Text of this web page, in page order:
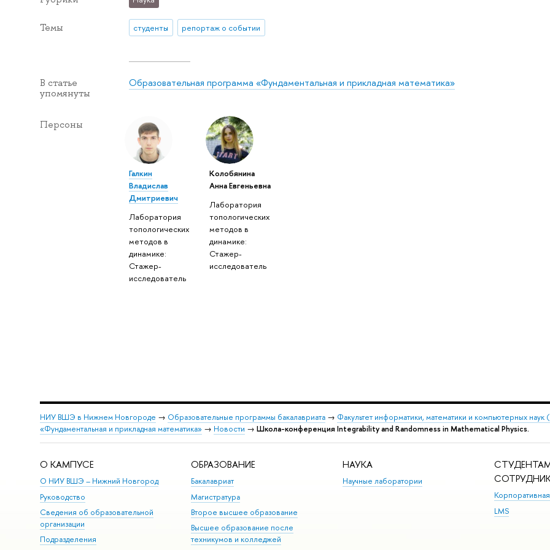
Темы студенты репортаж о событии
В статье
упомянуты
Образовательная программа «Фундаментальная и прикладная математика»
Персоны
Галкин
Владислав
Дмитриевич
Лаборатория
топологических
методов в
динамике:
Стажер-
исследователь
Колобянина
Анна Евгеньевна
Лаборатория
топологических
методов в
динамике:
Стажер-
исследователь
НИУ ВШЭ в Нижнем Новгороде → Образовательные программы бакалавриата→ Факультет информатики, математики и компьютерных
«Фундаментальная и прикладная математика» → Новости → Школа-конференция Integrability and Randomness in Mathematical Physics.
О КАМПУСЕ
О НИУ ВШЭ – Нижний Новгород
Руководство
Сведения об образовательной
организации
Подразделения
ОБРАЗОВАНИЕ
Бакалавриат
Магистратура
Второе высшее образование
Высшее образование после
техникумов и колледжей
НАУКА
Научные лаборатории
LMS